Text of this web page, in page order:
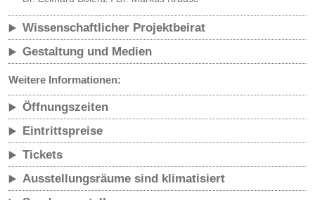
Wissenschaftlicher Projektbeirat
Gestaltung und Medien
Weitere Informationen:
Öffnungszeiten
Eintrittspreise
Tickets
Ausstellungsräume sind klimatisiert